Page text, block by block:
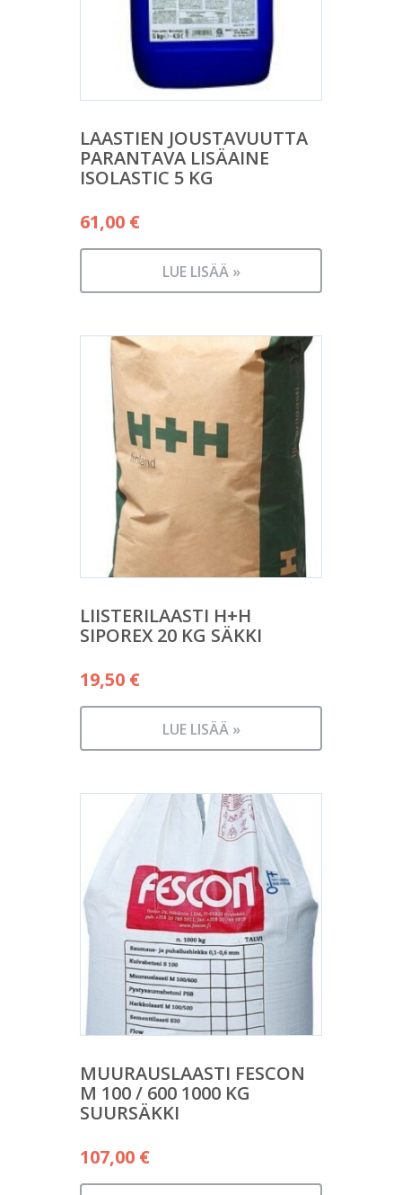
LAASTIEN JOUSTAVUUTTA
PARANTAVA LISÄAINE
ISOLASTIC 5 KG
61,00 €
LUE LISÄÄ »
LIISTERILAASTI H+H
SIPOREX 20 KG SÄKKI
19,50 €
LUE LISÄÄ »
MUURAUSLAASTI FESCON
M 100 / 600 1000 KG
SUURSÄKKI
107,00 €